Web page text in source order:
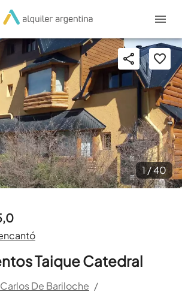
Taique Catedral
De Bariloche /
1 /40